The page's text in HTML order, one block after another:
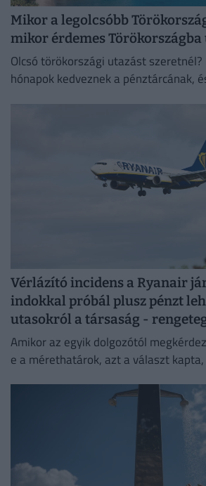
Mikor a legolcsóbb
mikor érdemes
Olcsó törökországi utazást
hónapok kedveznek a pénztárcának,
Vérlázító incidens a Ryanair
indokkal próbál plusz pénzt
utasokról a társaság -
Amikor az egyik dolgozótól
e a mérethatárok, azt a választ